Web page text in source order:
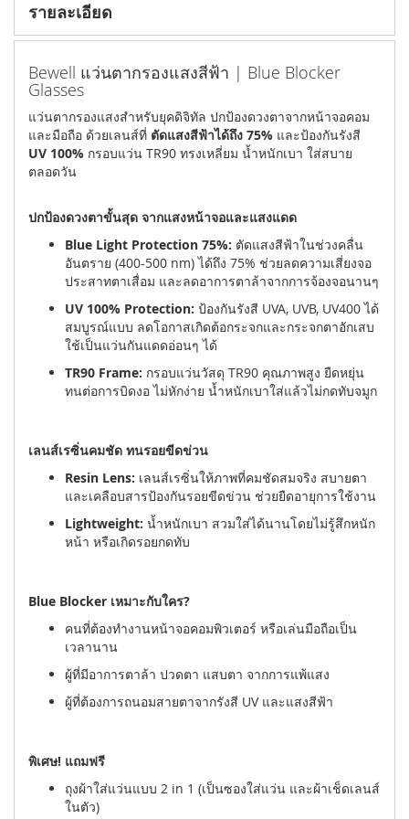
รายละเอียด
Bewell แว่นตากรองแสงสีฟ้า | Blue Blocker
Glasses
แว่นตากรองแสงสำหรับยุคดิจิทัล ปกป้องดวงตาจากหน้าจอคอม
และมือถือ ด้วยเลนส์ที่ ตัดแสงสีฟ้าได้ถึง 75% และป้องกันรังสี
UV 100% กรอบแว่น TR90 ทรงเหลี่ยม น้ำหนักเบา ใส่สบาย
ตลอดวัน
ปกป้องดวงตาขั้นสุด จากแสงหน้าจอและแสงแดด
Blue Light Protection 75%: ตัดแสงสีฟ้าในช่วงคลื่น
อันตราย (400-500 nm) ได้ถึง 75% ช่วยลดความเสี่ยงจอ
ประสาทตาเสื่อม และลดอาการตาล้าจากการจ้องจอนานๆ
UV 100% Protection: ป้องกันรังสี UVA, UVB, UV400 ได้
สมบูรณ์แบบ ลดโอกาสเกิดต้อกระจกและกระจกตาอักเสบ
ใช้เป็นแว่นกันแดดอ่อนๆ ได้
TR90 Frame: กรอบแว่นวัสดุ TR90 คุณภาพสูง ยืดหยุ่น
ทนต่อการบิดงอ ไม่หักง่าย น้ำหนักเบาใส่แล้วไม่กดทับจมูก
เลนส์เรซิ่นคมชัด ทนรอยขีดข่วน
Resin Lens: เลนส์เรซิ่นให้ภาพที่คมชัดสมจริง สบายตา
และเคลือบสารป้องกันรอยขีดข่วน ช่วยยืดอายุการใช้งาน
Lightweight: น้ำหนักเบา สวมใส่ได้นานโดยไม่รู้สึกหนัก
หน้า หรือเกิดรอยกดทับ
Blue Blocker เหมาะกับใคร?
คนที่ต้องทำงานหน้าจอคอมพิวเตอร์ หรือเล่นมือถือเป็น
เวลานาน
ผู้ที่มีอาการตาล้า ปวดตา แสบตา จากการแพ้แสง
ผู้ที่ต้องการถนอมสายตาจากรังสี UV และแสงสีฟ้า
พิเศษ! แถมฟรี
ถุงผ้าใส่แว่นแบบ 2 in 1 (เป็นซองใส่แว่น และผ้าเช็ดเลนส์
ในตัว)